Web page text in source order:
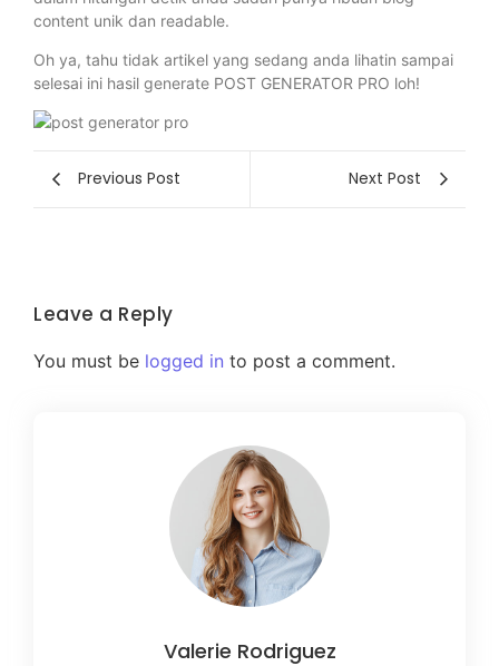
content unik dan readable.
Oh ya, tahu tidak artikel yang sedang anda lihatin sampai
selesai ini hasil generate POST GENERATOR PRO loh!
Previous Post Next Post
Leave a Reply
You must be logged in to post a comment.
Valerie Rodriguez